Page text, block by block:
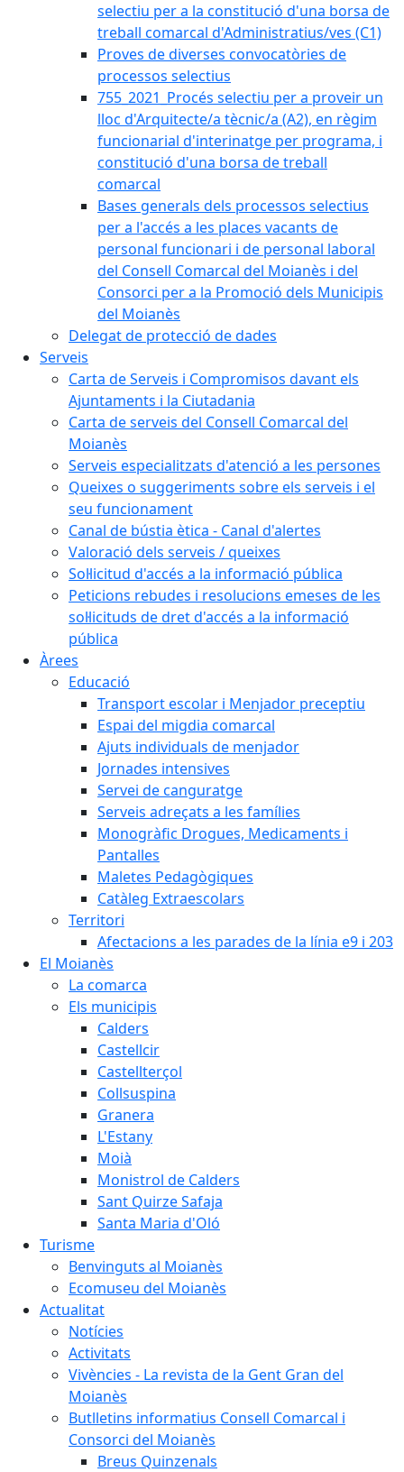
selectiu per a la constitució d'una borsa de
treball comarcal d'Administratius/ves (C1)
Proves de diverses convocatòries de
processos selectius
755_2021_Procés selectiu per a proveir un
lloc d'Arquitecte/a tècnic/a (A2), en règim
funcionarial d'interinatge per programa, i
constitució d'una borsa de treball
comarcal
Bases generals dels processos selectius
per a l'accés a les places vacants de
personal funcionari i de personal laboral
del Consell Comarcal del Moianès i del
Consorci per a la Promoció dels Municipis
del Moianès
Delegat de protecció de dades
Serveis
Carta de Serveis i Compromisos davant els
Ajuntaments i la Ciutadania
Carta de serveis del Consell Comarcal del
Moianès
Serveis especialitzats d'atenció a les persones
Queixes o suggeriments sobre els serveis i el
seu funcionament
Canal de bústia ètica - Canal d'alertes
Valoració dels serveis / queixes
Sol·licitud d'accés a la informació pública
Peticions rebudes i resolucions emeses de les
sol·licituds de dret d'accés a la informació
pública
Àrees
Educació
Transport escolar i Menjador preceptiu
Espai del migdia comarcal
Ajuts individuals de menjador
Jornades intensives
Servei de canguratge
Serveis adreçats a les famílies
Monogràfic Drogues, Medicaments i
Pantalles
Maletes Pedagògiques
Catàleg Extraescolars
Territori
Afectacions a les parades de la línia e9 i 203
El Moianès
La comarca
Els municipis
Calders
Castellcir
Castellterçol
Collsuspina
Granera
L'Estany
Moià
Monistrol de Calders
Sant Quirze Safaja
Santa Maria d'Oló
Turisme
Benvinguts al Moianès
Ecomuseu del Moianès
Actualitat
Notícies
Activitats
Vivències - La revista de la Gent Gran del
Moianès
Butlletins informatius Consell Comarcal i
Consorci del Moianès
Breus Quinzenals